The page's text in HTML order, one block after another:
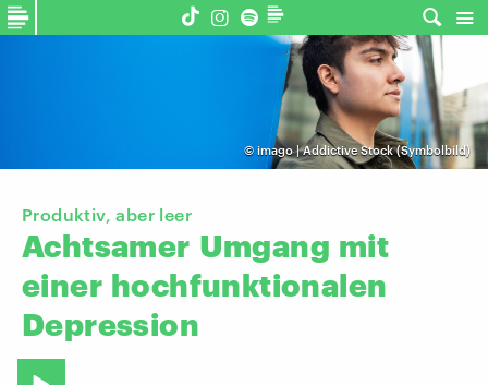
© imago | Addictive Stock (Symbolbild)
Produktiv, aber leer
Achtsamer Umgang mit
einer hochfunktionalen
Depression